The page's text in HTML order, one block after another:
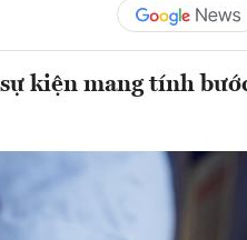
kiện mang tính